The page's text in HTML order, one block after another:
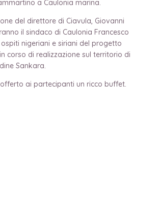
a Caulonia marina.
del direttore di Ciavula, Giovanni
il sindaco di Caulonia Francesco
ospiti nigeriani e siriani del progetto
corso di realizzazione sul territorio di
Sankara.
ai partecipanti un ricco buffet.